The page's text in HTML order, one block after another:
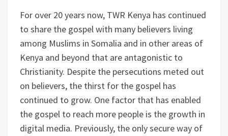
For over 20 years now, TWR Kenya has continued
to share the gospel with many believers living
among Muslims in Somalia and in other areas of
Kenya and beyond that are antagonistic to
Christianity. Despite the persecutions meted out
on believers, the thirst for the gospel has
continued to grow. One factor that has enabled
the gospel to reach more people is the growth in
digital media. Previously, the only secure way of